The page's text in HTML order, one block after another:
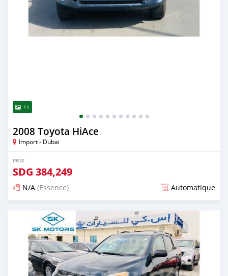
11
2008 Toyota HiAce
Import - Dubai
PRIX
SDG 384,249
N/A (Essence) Automatique